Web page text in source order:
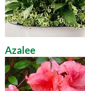
Azalee